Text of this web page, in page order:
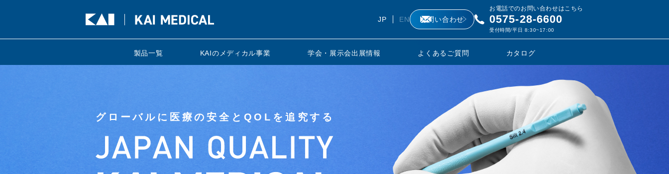
JP EN お問い合わせ
お電話でのお問い合わせはこちら
0575-28-6600
受付時間/平日 8:30~17:00
製品一覧 KAIのメディカル事業 学会・展示会出展情報 よくあるご質問 カタログ
グローバルに医療の安全とQOLを追究する